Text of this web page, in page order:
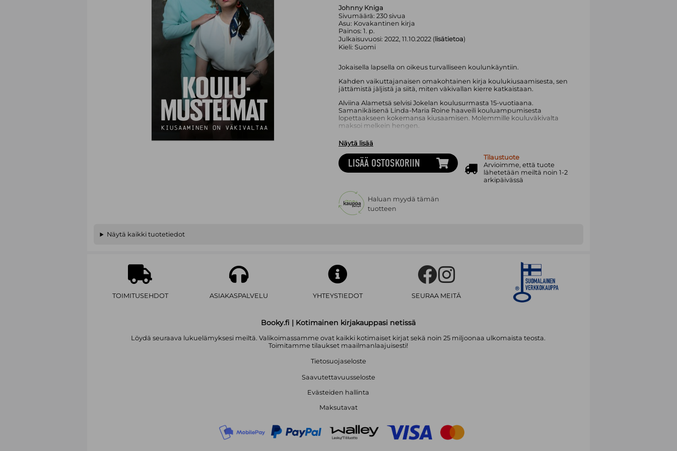
Johnny Kniga
Sivumäärä: 230sivua
Asu: Kovakantinen kirja
Painos: 1. p.
Julkaisuvuosi: 2022, 11.10.2022 (lisätietoa)
Kieli: Suomi
Jokaisella lapsella on oikeus turvalliseen koulunkäyntiin.
Kahden vaikuttajanaisen omakohtainen kirja koulukiusaamisesta, sen
jättämistä jäljistä ja siitä, miten väkivallan kierre katkaistaan.
Alviina Alametsä selvisi Jokelan koulusurmasta 15-vuotiaana.
Samanikäisenä Linda-Maria Roine haaveili kouluampumisesta
lopettaakseen kokemansa kiusaamisen. Molemmille kouluväkivalta
maksoi melkein hengen.
Kun Alametsä ja Roine kohtasivat, löytyi yhteys heti. Kumpikin on tehnyt
tahollaan ja tavallaan työtä kouluväkivallan ehkäisemiseksi.
Kirjassaan kaksi valovoimaista vaikuttajaa kirjoittaa kokemastaan
kouluväkivallasta ja ratkaisuista, joilla kiusaamisen kierteestä voitaisiin
Alviina Alametsä
kaupunginvaltuutettu, joka on työskennellyt muun muassa syrjinnän
kitkemiseksi ja mielenterveyspalveluiden edistämiseksi.
Näytä lisää
LISÄÄ OSTOSKORIIN
Tilaustuote
Arvioimme, että tuote
lähetetään meiltä noin 1-2
arkipäivässä
Haluan myydä tämän
tuotteen
Näytä kaikki tuotetiedot
TOIMITUSEHDOT ASIAKASPALVELU YHTEYSTIEDOT SEURAA MEITÄ
Booky.fi | Kotimainen kirjakauppasi netissä
Löydä seuraava lukuelämyksesi meiltä. Valikoimassamme ovat kaikki kotimaiset kirjat sekä noin 25 miljoonaa ulkomaista teosta.
Toimitamme tilaukset maailmanlaajuisesti!
Tietosuojaseloste
Saavutettavuusseloste
Evästeiden hallinta
Maksutavat